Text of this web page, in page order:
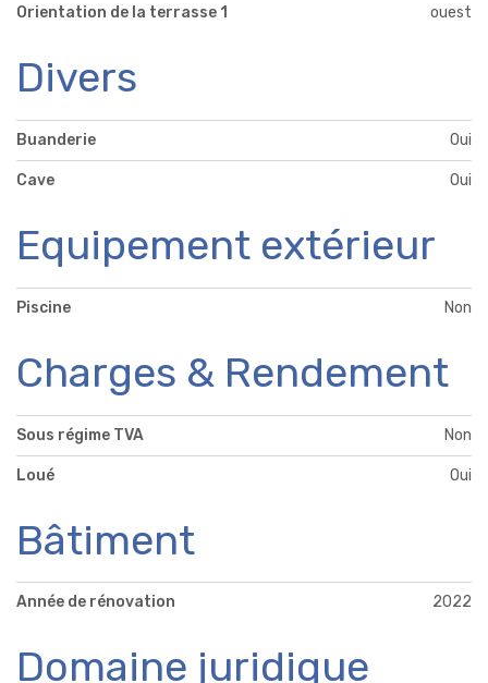
Orientation de la terrasse 1 ouest
Divers
Buanderie Oui
Cave Oui
Equipement extérieur
Piscine Non
Charges & Rendement
Sous régime TVA Non
Loué Oui
Bâtiment
Année de rénovation 2022
Domaine juridique